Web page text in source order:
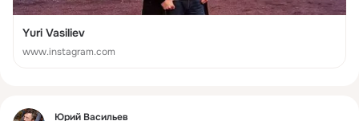
Yuri Vasiliev
www.instagram.com
Фид
Юрий Васильев